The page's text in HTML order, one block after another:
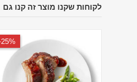
לקוחות שקנו מוצר זה קנו גם
25%-